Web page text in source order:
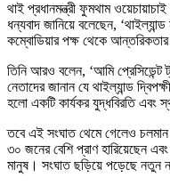
থাই প্রধানমন্ত্রী ফুমথাম
ধন্যবাদ জানিয়ে বলেছেন,
কম্বোডিয়ার পক্ষ থেকে
তিনি আরও বলেন, ‘আমি প্রেসিডেন্ট
নেতাদের জানান যে থাইল্যান্ড
হলো একটি কার্যকর যুদ্ধবিরতি এবং
তবে এই সংঘাত থেমে গেলেও
৩০ জনের বেশি প্রাণ হারিয়েছেন
মানুষ। সংঘাত ছড়িয়ে পড়েছে নতুন